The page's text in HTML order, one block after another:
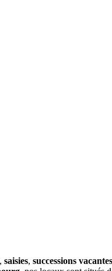
, saisies, successions vacantes